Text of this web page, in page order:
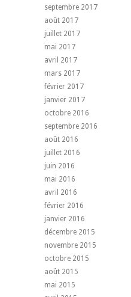
septembre 2017
août 2017
juillet 2017
mai 2017
avril 2017
mars 2017
février 2017
janvier 2017
octobre 2016
septembre 2016
août 2016
juillet 2016
juin 2016
mai 2016
avril 2016
février 2016
janvier 2016
décembre 2015
novembre 2015
octobre 2015
août 2015
mai 2015